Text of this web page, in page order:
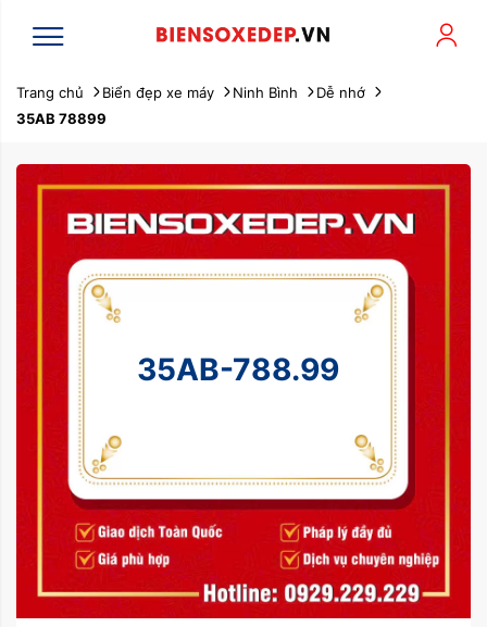
Trang chủ Biển đẹp xe máy Ninh Bình
Dễ nhớ
35AB 78899
35AB-788.99